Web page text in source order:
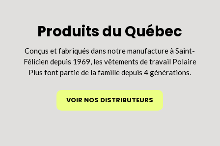
choisies
la
page
du
Produits du Québec
Conçus et fabriqués dans notre manufacture à Saint-
Félicien depuis 1969, les vêtements de travail Polaire
Plus font partie de la famille depuis 4 générations.
VOIR NOS DISTRIBUTEURS